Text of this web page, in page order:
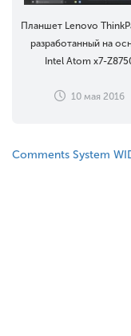
Планшет Lenovo
разработанный на
Intel Atom x7-
10 мая 2016
Comments System